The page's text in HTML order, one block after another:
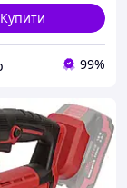
Купити
99%